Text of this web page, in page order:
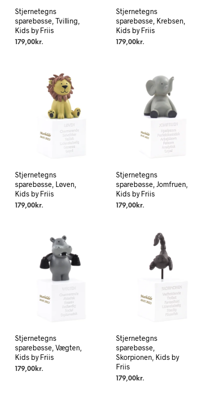
Stjernetegns
sparebøsse, Tvilling,
Kids by Friis
179,00 kr.
Stjernetegns
sparebøsse, Krebsen,
Kids by Friis
179,00kr.
Stjernetegns
sparebøsse, Løven,
Kids by Friis
179,00 kr.
Stjernetegns
sparebøsse, Jomfruen,
Kids by Friis
179,00kr.
Stjernetegns
sparebøsse, Vægten,
Kids by Friis
179,00 kr.
Stjernetegns
sparebøsse,
Skorpionen, Kids by
Friis
179,00kr.